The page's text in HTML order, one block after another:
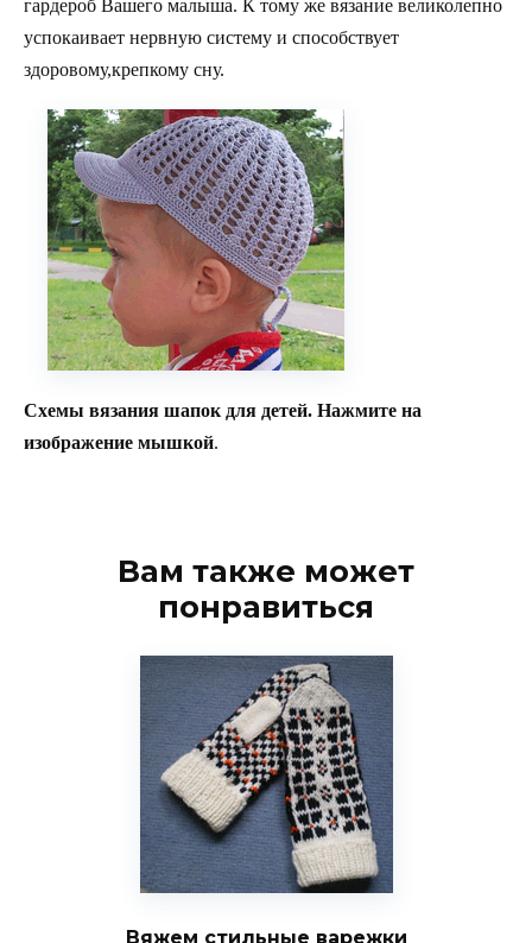
гардероб Вашего малыша. К тому же вязание великолепно
успокаивает нервную систему и способствует
здоровому,крепкому сну.
Схемы вязания шапок для детей. Нажмите на
изображение мышкой.
Вам также может
понравиться
Вяжем стильные варежки